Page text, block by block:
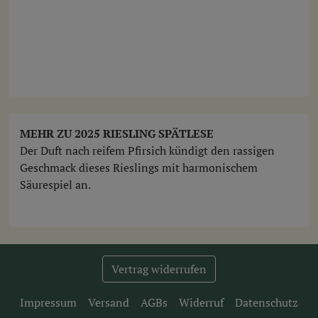
MEHR ZU 2025 RIESLING SPÄTLESE
Der Duft nach reifem Pfirsich kündigt den rassigen
Geschmack dieses Rieslings mit harmonischem
Säurespiel an.
Vertrag widerrufen
Impressum Versand AGBs Widerruf Datenschutz